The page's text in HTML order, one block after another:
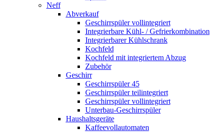
Neff
Abverkauf
Geschirrspüler vollintegriert
Integrierbare Kühl- / Gefrierkombination
Integrierbarer Kühlschrank
Kochfeld
Kochfeld mit integriertem Abzug
Zubehör
Geschirr
Geschirrspüler 45
Geschirrspüler teilintegriert
Geschirrspüler vollintegriert
Unterbau-Geschirrspüler
Haushaltsgeräte
Kaffeevollautomaten